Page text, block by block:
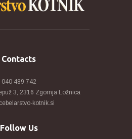
Contacts
040 489 742
3, 2316 Zgornja Ložnica
kotnik.si
Follow Us